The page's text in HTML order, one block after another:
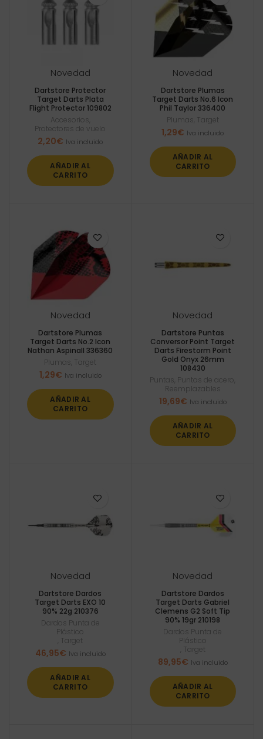
Novedad
Dartstore Protector
Target Darts Plata
Flight Protector 109802
Accesorios
Protectores de vuelo
2,20€ Iva incluido
AÑADIR AL
CARRITO
Novedad
Dartstore Plumas
Target Darts No.6 Icon
Phil Taylor 336400
Plumas Target
1,29€ Iva incluido
AÑADIR AL
CARRITO
Novedad
Dartstore Plumas
Target Darts No.2 Icon
Nathan Aspinall 336360
Plumas Target
1,29€ Iva incluido
AÑADIR AL
CARRITO
Novedad
Dartstore Puntas
Conversor Point Target
Darts Firestorm Point
Gold Onyx 26mm
108430
Puntas Puntas de acero
Reemplazables
19,69€ Iva incluido
AÑADIR AL
CARRITO
Novedad
Dartstore Dardos
Target Darts EXO 10
90% 22g 210376
Dardos Punta de
Plástico
Target
46,95€ Iva incluido
AÑADIR AL
CARRITO
Novedad
Dartstore Dardos
Target Darts Gabriel
Clemens G2 Soft Tip
90% 19gr 210198
Dardos Punta de
Plástico
Target
89,95€ Iva incluido
AÑADIR AL
CARRITO